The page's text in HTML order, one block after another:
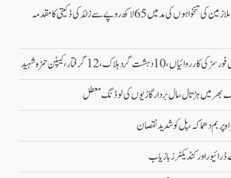
کراچی: سہراب گوٹھ ایدھی سینٹر میں ملازمین کی تنخواہوں کی مد میں 65 لاکھ روپے سے زائد کی ڈکیتی کا مقدمہ
گرد ہلاک، 12 گرفتار، کیپٹن حمزہ شہید
بھر میں ہڑتال،مال بردار گاڑیوں کی لوڈنگ معطل
بم دھماکہ، پل کو شدید نقصان
اور کنڈیکٹرز بازیاب